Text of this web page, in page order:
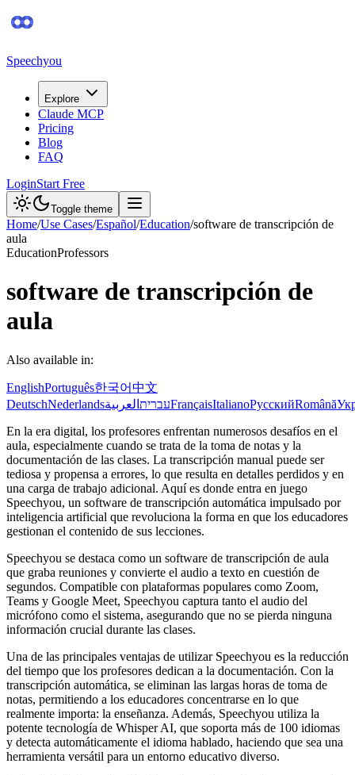
Speechyou
Explore
Claude MCP
Pricing
Blog
FAQ
LoginStart Free
Toggle theme
Home/Use Cases/Español/Education/software de transcripción de
aula
EducationProfessors
software de transcripción de
aula
Also available in:
EnglishPortuguês한국어中文
DeutschNederlands עברית العربية FrançaisItalianoРусскийRomână
En la era digital, los profesores enfrentan numerosos desafíos en el
aula, especialmente cuando se trata de la toma de notas y la
documentación de las clases. La transcripción manual puede ser
tediosa y propensa a errores, lo que resulta en detalles perdidos y en
una carga de trabajo adicional. Aquí es donde entra en juego
Speechyou, un software de transcripción automática impulsado por
inteligencia artificial que revoluciona la forma en que los educadores
gestionan el contenido de sus lecciones.
Speechyou se destaca como un software de transcripción de aula
que graba reuniones y convierte el audio a texto en cuestión de
segundos. Compatible con plataformas populares como Zoom,
Teams y Google Meet, Speechyou captura tanto el audio del
micrófono como el sistema, asegurando que no se pierda ninguna
información crucial durante las clases.
Una de las principales ventajas de utilizar Speechyou es la reducción
del tiempo que los profesores dedican a la documentación. Con la
transcripción automática, se eliminan las largas horas de toma de
notas, permitiendo a los educadores concentrarse en lo que
realmente importa: la enseñanza. Además, Speechyou utiliza la
potente tecnología de Whisper AI, que soporta más de 100 idiomas
y detecta automáticamente el idioma hablado, haciendo que sea una
herramienta versátil para un entorno educativo diverso.